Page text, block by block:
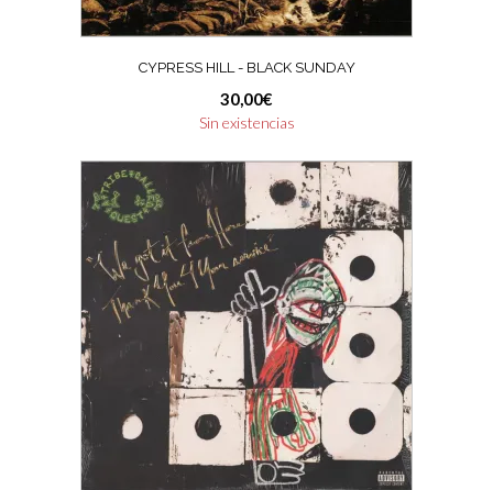
CYPRESS HILL ‎- BLACK SUNDAY
30,00€
Sin existencias